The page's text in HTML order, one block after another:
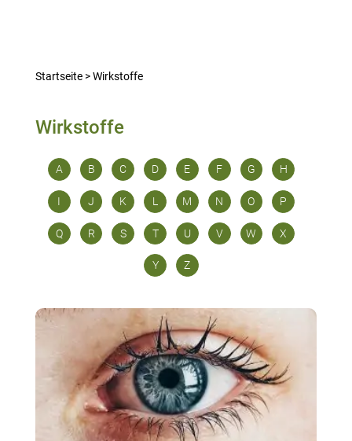
Startseite>Wirkstoffe
Wirkstoffe
A B C D E F G H
I J K L M N O P
Q R S T U V W X
Y Z